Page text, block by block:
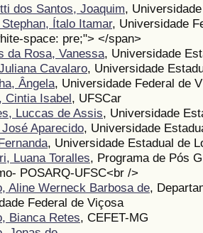
dos Santos, Joaquim,
Ítalo Itamar, Universidade
space: pre;"> </span>
da Rosa, Vanessa, Universidade
Cavalaro, Universidade
Ângela, Universidade Federal de
Cintia Isabel, UFSCar
Luccas de Assis, Universidade
Aparecido, Universidade
, Universidade Estadual de
Luana Toralles, Programa de Pós
POSARQ-UFSC<br />
Aline Werneck Barbosa de,
Federal de Viçosa
Bianca Retes, CEFET-MG